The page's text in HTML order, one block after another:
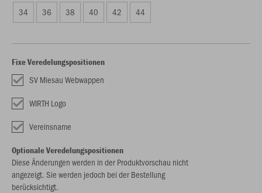
34 36 38 40 42 44
Fixe Veredelungspositionen
SV Miesau Webwappen
WIRTH Logo
Vereinsname
Optionale Veredelungspositionen
Diese Änderungen werden in der Produktvorschau nicht
angezeigt. Sie werden jedoch bei der Bestellung
berücksichtigt.